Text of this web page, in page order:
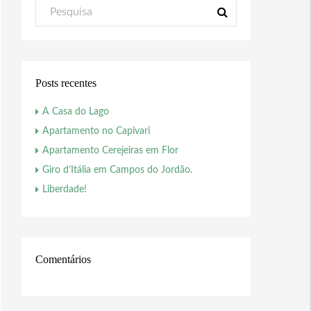
Posts recentes
A Casa do Lago
Apartamento no Capivari
Apartamento Cerejeiras em Flor
Giro d’Itália em Campos do Jordão.
Liberdade!
Comentários